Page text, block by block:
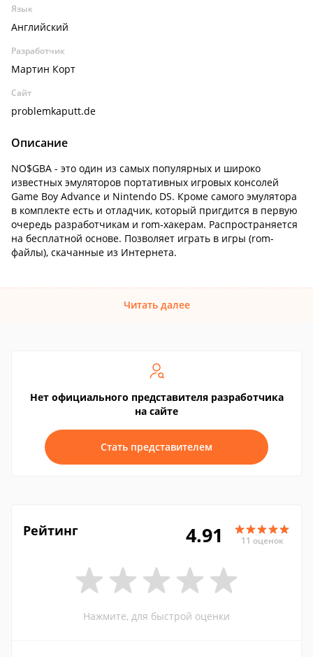
Язык
Английский
Разработчик
Мартин Корт
Сайт
problemkaputt.de
Описание
NO$GBA - это один из самых популярных и широко
известных эмуляторов портативных игровых консолей
Game Boy Advance и Nintendo DS. Кроме самого эмулятора
в комплекте есть и отладчик, который пригдится в первую
очередь разработчикам и rom-хакерам. Распространяется
на бесплатной основе. Позволяет играть в игры (rom-
файлы), скачанные из Интернета.
Читать далее
Нет официального представителя разработчика
на сайте
Стать представителем
Рейтинг 4.91 11 оценок
Нажмите, для быстрой оценки